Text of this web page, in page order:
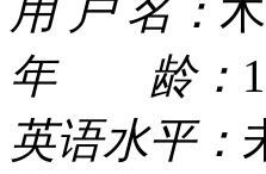
用 户 名：
年 龄：
英语水平：